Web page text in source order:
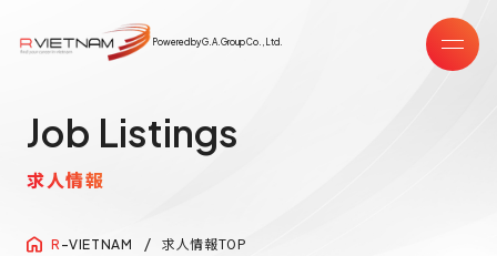
Powered by G.A.Group Co.,Ltd.
Job Listings
求人情報
R -VIETNAM 求人情報TOP